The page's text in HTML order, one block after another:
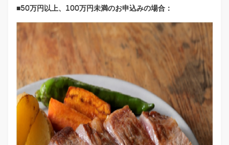
■50万円以上、100万円未満のお申込みの場合：